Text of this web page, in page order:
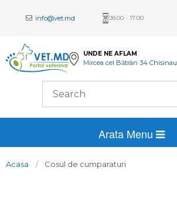
info@vet.md 08:00 - 17:00
UNDE NE AFLAM
Mircea cel Bătrân 34 Chisinau
Arata Menu
Acasa Cosul de cumparaturi